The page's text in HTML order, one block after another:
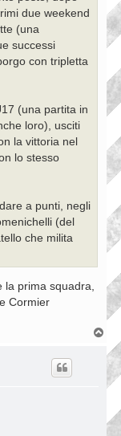
due weekend
(una
successi
con tripletta
(una partita in
loro), usciti
la vittoria nel
lo stesso
a punti, negli
(del
che milita
la prima squadra,
Cormier
p